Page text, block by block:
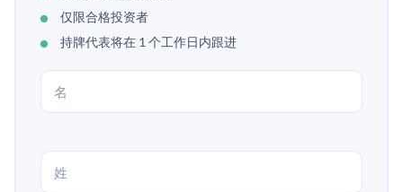
仅限合格投资者
持牌代表将在 1 个工作日内跟进